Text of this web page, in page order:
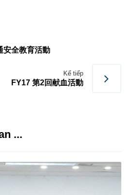
安全教育活動
Kế tiếp
FY17 第2回献血活動
...